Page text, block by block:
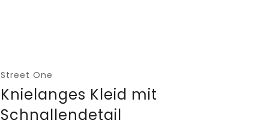
Street One
Knielanges Kleid mit
Schnallendetail